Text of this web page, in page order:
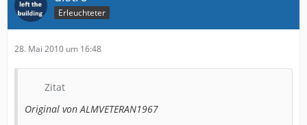
Erleuchteter
28. Mai 2010 um 16:48
Zitat
Original von ALMVETERAN1967